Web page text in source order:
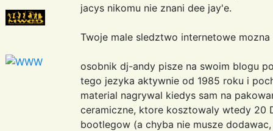
jacys nikomu nie znani dee jay'e.
Twoje male sledztwo internetowe
osobnik dj-andy pisze na swoim blogu
tego jezyka aktywnie od 1985 roku i
material nagrywal kiedys sam na
ceramiczne, ktore kosztowaly wtedy 20
bootlegow (a chyba nie musze